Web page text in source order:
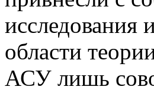
исследования
области
АСУ лишь